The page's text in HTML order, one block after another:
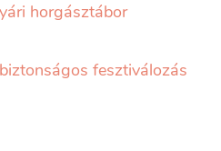
horgásztábor
fesztiválozás